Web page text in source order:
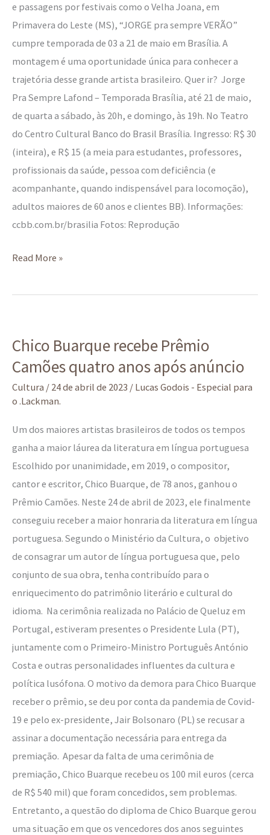
e passagens por festivais como o Velha Joana, em
Primavera do Leste (MS), “JORGE pra sempre VERÃO”
cumpre temporada de 03 a 21 de maio em Brasília. A
montagem é uma oportunidade única para conhecer a
trajetória desse grande artista brasileiro. Quer ir? Jorge
Pra Sempre Lafond – Temporada Brasília, até 21 de maio,
de quarta a sábado, às 20h, e domingo, às 19h. No Teatro
do Centro Cultural Banco do Brasil Brasília. Ingresso: R$ 30
(inteira), e R$ 15 (a meia para estudantes, professores,
profissionais da saúde, pessoa com deficiência (e
acompanhante, quando indispensável para locomoção),
adultos maiores de 60 anos e clientes BB). Informações:
ccbb.com.br/brasilia Fotos: Reprodução
Read More »
Chico Buarque recebe Prêmio
Camões quatro anos após anúncio
Cultura / 24 de abril de 2023 / Lucas Godois - Especial para
o .Lackman.
Um dos maiores artistas brasileiros de todos os tempos
ganha a maior láurea da literatura em língua portuguesa
Escolhido por unanimidade, em 2019, o compositor,
cantor e escritor, Chico Buarque, de 78 anos, ganhou o
Prêmio Camões. Neste 24 de abril de 2023, ele finalmente
conseguiu receber a maior honraria da literatura em língua
portuguesa. Segundo o Ministério da Cultura, o objetivo
de consagrar um autor de língua portuguesa que, pelo
conjunto de sua obra, tenha contribuído para o
enriquecimento do patrimônio literário e cultural do
idioma. Na cerimônia realizada no Palácio de Queluz em
Portugal, estiveram presentes o Presidente Lula (PT),
juntamente com o Primeiro-Ministro Português António
Costa e outras personalidades influentes da cultura e
política lusófona. O motivo da demora para Chico Buarque
receber o prêmio, se deu por conta da pandemia de Covid-
19 e pelo ex-presidente, Jair Bolsonaro (PL) se recusar a
assinar a documentação necessária para entrega da
premiação. Apesar da falta de uma cerimônia de
premiação, Chico Buarque recebeu os 100 mil euros (cerca
de R$ 540 mil) que foram concedidos, sem problemas.
Entretanto, a questão do diploma de Chico Buarque gerou
uma situação em que os vencedores dos anos seguintes
Buarque
recebe
Prêmio
Camões
anos
após
anúncio